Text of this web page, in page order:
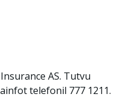
AS. Tutvu
telefonil 777 1211.